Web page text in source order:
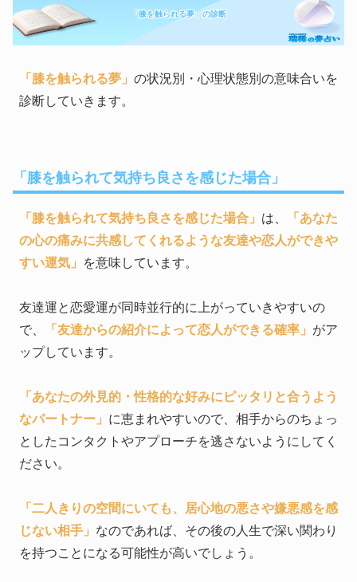
「膝を触られる夢」の診断
「膝を触られる夢」 の状況別・心理状態別の意味合いを
診断していきます。
「膝を触られて気持ち良さを感じた場合」
「膝を触られて気持ち良さを感じた場合」 は、
「あなた
の心の痛みに共感してくれるような友達や恋人ができや
すい運気」
を意味しています。
友達運と恋愛運が同時並行的に上がっていきやすいの
で、
「友達からの紹介によって恋人ができる確率」 がア
ップしています。
「あなたの外見的・性格的な好みにピッタリと合うよう
なパートナー」 に恵まれやすいので、相手からのちょっ
としたコンタクトやアプローチを逃さないようにしてく
ださい。
「二人きりの空間にいても、居心地の悪さや嫌悪感を感
じない相手」 なのであれば、その後の人生で深い関わり
を持つことになる可能性が高いでしょう。